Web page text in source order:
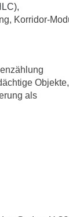
Korridor-
Objekte,
als